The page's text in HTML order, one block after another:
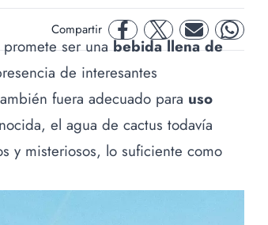
Compartir facebooktwitter mail whatsapp
ser unabebida llena de
de interesantes
fuera adecuado para uso
el agua de cactus todavía
y misteriosos, lo suficiente como